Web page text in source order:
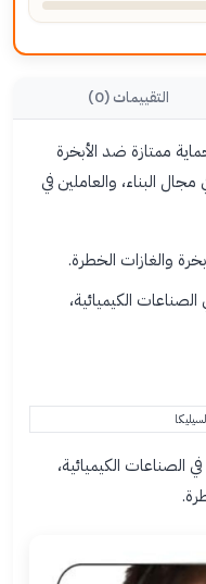
التقييمات (0)
ممتازة ضد الأبخرة
البناء، والعاملين في
والغازات الخطرة.
الكيميائية،
الصناعات الكيميائية،